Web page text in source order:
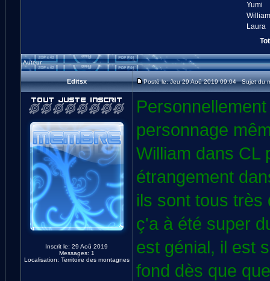
Yumi
William
Laura
Auteur
Editsx Posté le: Jeu 29 Aoû 2019 09:04 Sujet du
Inscrit le: 29 Aoû 2019
Messages: 1
Localisation: Territoire des montagnes
personnage
William dans CL
étrangement
ils sont tous très
ç'a à été super
est génial, il est
fond dès que